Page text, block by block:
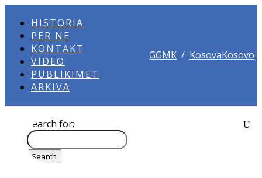
HISTORIA
PËR NE
KONTAKT
VIDEO
PUBLIKIMET
ARKIVA
GGMK / KosovaKosovo
Search for: